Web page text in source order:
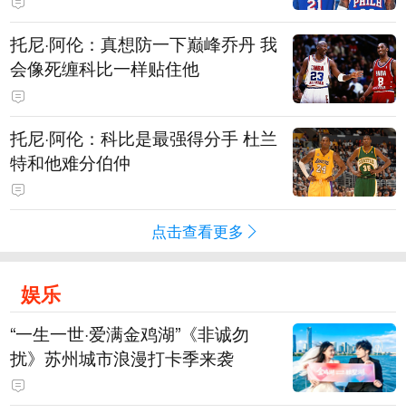
托尼·阿伦：真想防一下巅峰乔丹 我
会像死缠科比一样贴住他
托尼·阿伦：科比是最强得分手 杜兰
特和他难分伯仲
点击查看更多
娱乐
“一生一世·爱满金鸡湖”《非诚勿
扰》苏州城市浪漫打卡季来袭